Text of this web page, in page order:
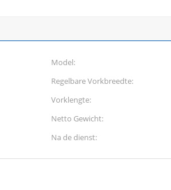
Model:
Regelbare Vorkbreedte:
Vorklengte:
Netto Gewicht:
Na de dienst: